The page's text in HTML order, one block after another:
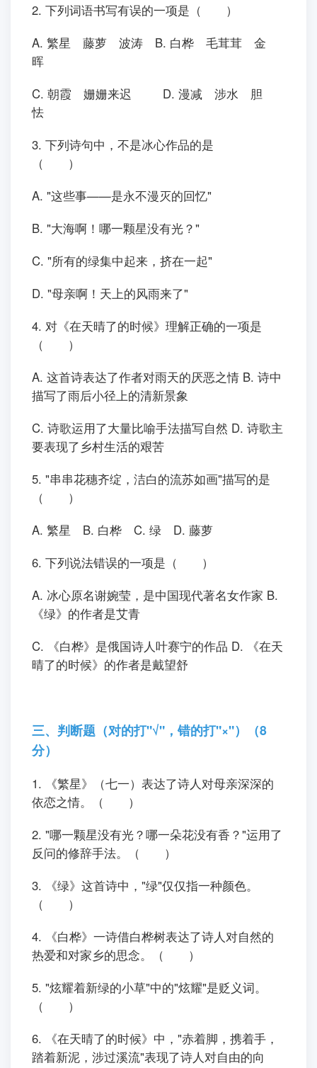
2. 下列词语书写有误的一项是（ ）
A. 繁星 藤萝 波涛 B. 白桦 毛茸茸 金
晖
C. 朝霞 姗姗来迟 D. 漫减 涉水 胆
怯
3. 下列诗句中，不是冰心作品的是
（ ）
A. "这些事——是永不漫灭的回忆"
B. "大海啊！哪一颗星没有光？"
C. "所有的绿集中起来，挤在一起"
D. "母亲啊！天上的风雨来了"
4. 对《在天晴了的时候》理解正确的一项是
（ ）
A. 这首诗表达了作者对雨天的厌恶之情 B. 诗中
描写了雨后小径上的清新景象
C. 诗歌运用了大量比喻手法描写自然 D. 诗歌主
要表现了乡村生活的艰苦
5. "串串花穗齐绽，洁白的流苏如画"描写的是
（ ）
A. 繁星 B. 白桦 C. 绿 D. 藤萝
6. 下列说法错误的一项是（ ）
A. 冰心原名谢婉莹，是中国现代著名女作家 B.
《绿》的作者是艾青
C. 《白桦》是俄国诗人叶赛宁的作品 D. 《在天
晴了的时候》的作者是戴望舒
三、判断题（对的打"√"，错的打"×"）（8
分）
1. 《繁星》（七一）表达了诗人对母亲深深的
依恋之情。（ ）
2. "哪一颗星没有光？哪一朵花没有香？"运用了
反问的修辞手法。（ ）
3. 《绿》这首诗中，"绿"仅仅指一种颜色。
（ ）
4. 《白桦》一诗借白桦树表达了诗人对自然的
热爱和对家乡的思念。（ ）
5. "炫耀着新绿的小草"中的"炫耀"是贬义词。
（ ）
6. 《在天晴了的时候》中，"赤着脚，携着手，
踏着新泥，涉过溪流"表现了诗人对自由的向